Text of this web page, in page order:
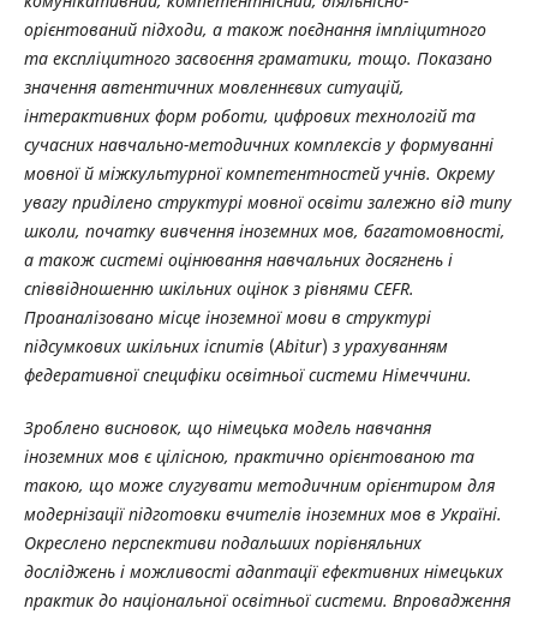
орієнтований підходи, а також поєднання імпліцитного
та експліцитного засвоєння граматики, тощо. Показано
значення автентичних мовленнєвих ситуацій,
інтерактивнихформ роботи, цифрових технологій та
сучасних навчально-методичних комплексів у формуванні
мовної й міжкультурної компетентностей учнів. Окрему
увагу приділено структурі мовної освіти залежно від типу
школи, початку вивчення іноземних мов, багатомовності,
а також системі оцінювання навчальних досягнень і
співвідношенню шкільних оцінок з рівнями CEFR.
Проаналізовано місце іноземної мови в структурі
підсумкових шкільних іспитів (Abitur) з урахуванням
федеративної специфіки освітньої системи Німеччини.
Зроблено висновок, що німецька модель навчання
іноземних мов є цілісною, практично орієнтованою та
такою, що може слугувати методичним орієнтиром для
модернізації підготовки вчителів іноземних мов в Україні.
Окреслено перспективиподальших порівняльних
досліджень і можливості адаптації ефективних німецьких
практик до національної освітньої системи. Впровадження